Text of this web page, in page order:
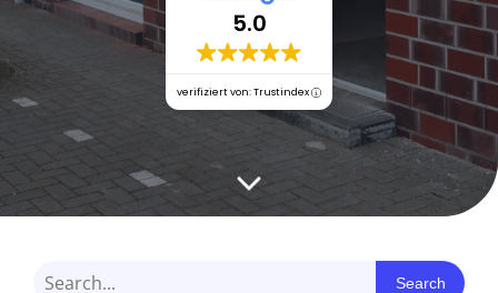
5.0
verifiziert von: Trustindex
Search